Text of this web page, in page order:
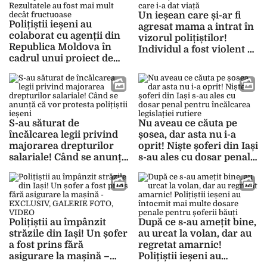
Polițiștii ieșeni au
colaborat cu agenții din
Republica Moldova în
cadrul unui proiect de
transfrontalieră!
Rezultatele au fost mai
mult decât fructuoase
Un ieșean care și-ar fi
agresat mama a intrat în
vizorul polițiștilor!
Individul a fost violent și
i-a dat viață
S-au săturat de
încălcarea legii privind
majorarea drepturilor
salariale! Când se anunță
ieșeni
Nu aveau ce căuta pe
șosea, dar asta nu i-a
oprit! Niște șoferi din Iași
s-au ales cu dosar penal
legislației rutiere
Polițiștii au împânzit
străzile din Iași! Un șofer
a fost prins fără
asigurare la mașină –
După ce s-au amețit bine,
au urcat la volan, dar au
regretat amarnic!
Polițiștii ieșeni au